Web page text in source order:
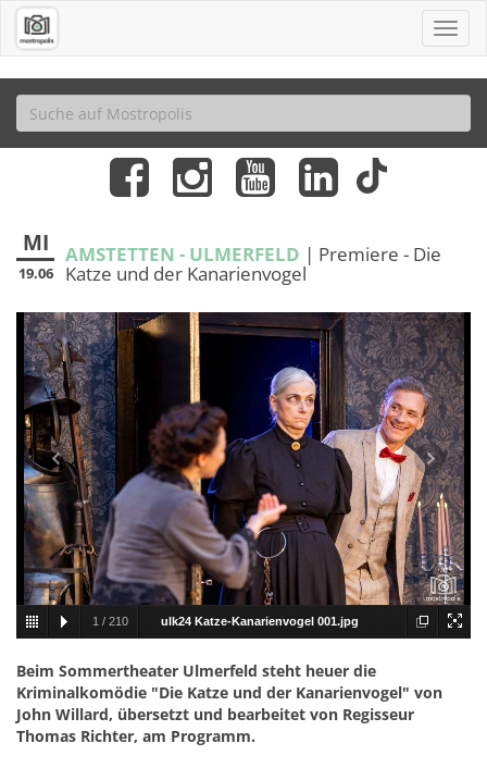
MI
19.06
AMSTETTEN - ULMERFELD | Premiere - Die
Katze und der Kanarienvogel
1 / 210 ulk24 Katze-Kanarienvogel 001.jpg
Beim Sommertheater Ulmerfeld steht heuer die
Kriminalkomödie "Die Katze und der Kanarienvogel" von
John Willard, übersetzt und bearbeitet von Regisseur
Thomas Richter, am Programm.